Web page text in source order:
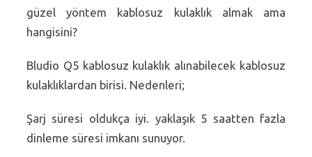
güzel yöntem kablosuz kulaklık almak ama
hangisini?
Bludio Q5 kablosuz kulaklık alınabilecek kablosuz
kulaklıklardan birisi. Nedenleri;
Şarj süresi oldukça iyi. yaklaşık 5 saatten fazla
dinleme süresi imkanı sunuyor.